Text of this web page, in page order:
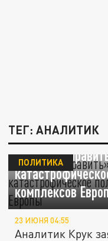
ТЕГ: АНАЛИТИК
«Это не
комплексов
ПОЛИТИКА
23 ИЮНЯ 04:55
Аналитик Крук